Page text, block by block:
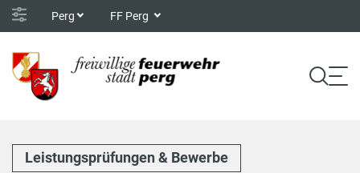
Perg FF Perg
Leistungsprüfungen & Bewerbe